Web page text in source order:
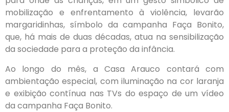
mobilização e enfrentamento à violência, levarão
margaridinhas, símbolo da campanha Faça Bonito,
que, há mais de duas décadas, atua na sensibilização
da sociedade para a proteção da infância.
Ao longo do mês, a Casa Arauco contará com
ambientação especial, com iluminação na cor laranja
e exibição contínua nas TVs do espaço de um vídeo
da campanha Faça Bonito.